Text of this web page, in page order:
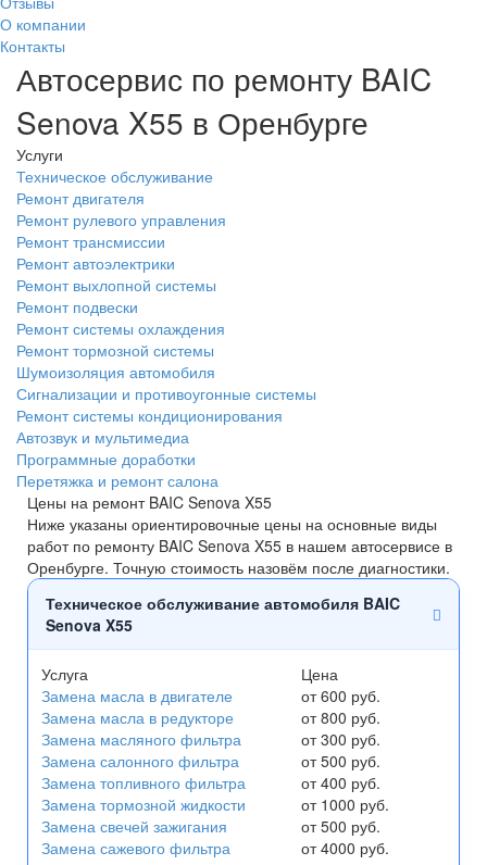
О компании
Контакты
Автосервис по ремонту BAIC
Senova X55 в Оренбурге
Услуги
Техническое обслуживание
Ремонт двигателя
Ремонт рулевого управления
Ремонт трансмиссии
Ремонт автоэлектрики
Ремонт выхлопной системы
Ремонт подвески
Ремонт системы охлаждения
Ремонт тормозной системы
Шумоизоляция автомобиля
Сигнализации и противоугонные системы
Ремонт системы кондиционирования
Автозвук и мультимедиа
Программные доработки
Перетяжка и ремонт салона
Цены на ремонт BAIC Senova X55
Ниже указаны ориентировочные цены на основные виды
работ по ремонту BAIC Senova X55 в нашем автосервисе в
Оренбурге. Точную стоимость назовём после диагностики.
Техническое обслуживание автомобиля BAIC
Senova X55
Услуга
Цена
Замена масла в двигателе
от 600 руб.
Замена масла в редукторе
от 800 руб.
Замена масляного фильтра
от 300 руб.
Замена салонного фильтра
от 500 руб.
Замена топливного фильтра
от 400 руб.
Замена тормозной жидкости
от 1000 руб.
Замена свечей зажигания
от 500 руб.
Замена сажевого фильтра
от 4000 руб.